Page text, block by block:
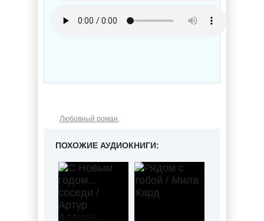
Любовный роман,
ПОХОЖИЕ АУДИОКНИГИ: